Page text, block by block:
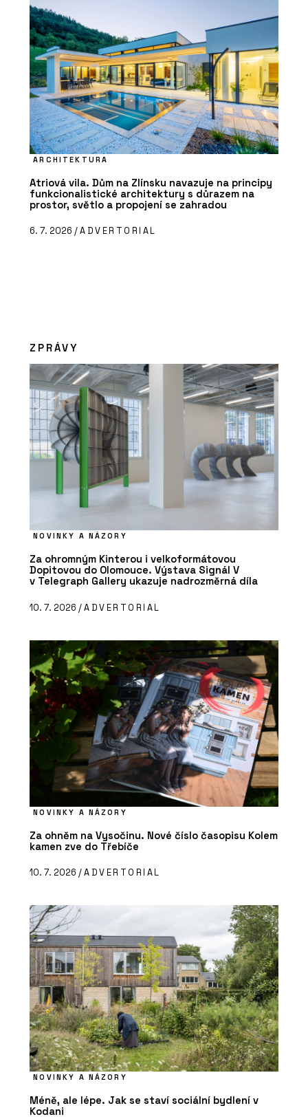
ARCHITEKTURA
Atriová vila. Dům na Zlínsku navazuje na principy
funkcionalistické architektury s důrazem na
prostor, světlo a propojení se zahradou
6. 7. 2026 /ADVERTORIAL
ZPRÁVY
NOVINKY A NÁZORY
Za ohromným Kinterou i velkoformátovou
Dopitovou do Olomouce. Výstava Signál V
v Telegraph Gallery ukazuje nadrozměrná díla
10. 7. 2026 /ADVERTORIAL
NOVINKY A NÁZORY
Za ohněm na Vysočinu. Nové číslo časopisu Kolem
kamen zve do Třebíče
10. 7. 2026 /ADVERTORIAL
NOVINKY A NÁZORY
Méně, ale lépe. Jak se staví sociální bydlení v
Kodani